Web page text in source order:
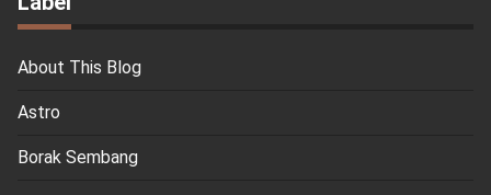
About This Blog
Astro
Borak Sembang